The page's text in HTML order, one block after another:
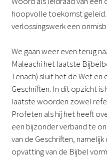
hoopvolle toekomst geleid.
verlossingswerk een
We gaan weer even terug
Maleachi het laatste
Tenach) sluit het de Wet
Geschriften. In dit opzicht
laatste woorden zowel
Profeten als hij het heeft
een bijzonder verband te
van de Geschriften,
opvatting van de Bijbel